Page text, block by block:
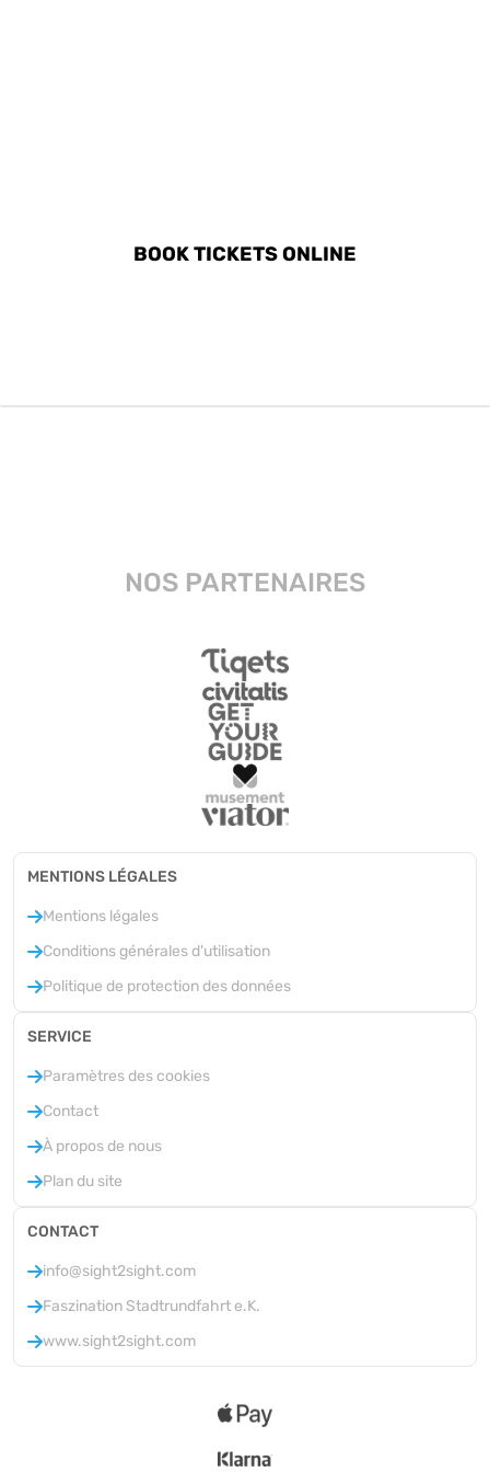
BOOK TICKETS ONLINE
NOS PARTENAIRES
MENTIONS LÉGALES
Mentions légales
Conditions générales d'utilisation
Politique de protection des données
SERVICE
Paramètres des cookies
Contact
À propos de nous
Plan du site
CONTACT
info@sight2sight.com
Faszination Stadtrundfahrt e.K.
www.sight2sight.com